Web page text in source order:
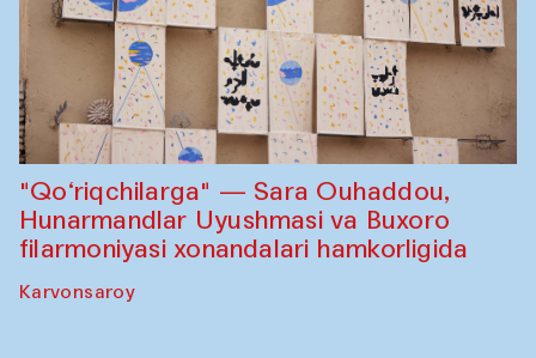
"Qo‘riqchilarga" — Sara Ouhaddou,
Hunarmandlar Uyushmasi va Buxoro
filarmoniyasi xonandalari hamkorligida
Karvonsaroy